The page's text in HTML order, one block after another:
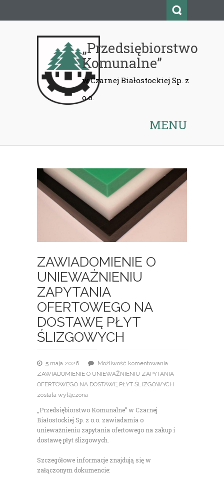
„Przedsiębiorstwo
Komunalne”
MENU
ZAWIADOMIENIE O
UNIEWAŻNIENIU
ZAPYTANIA
OFERTOWEGO NA
DOSTAWĘ PŁYT
ŚLIZGOWYCH
5 maja 2026
Możliwość komentowania
ZAWIADOMIENIE O UNIEWAŻNIENIU ZAPYTANIA
OFERTOWEGO NA DOSTAWĘ PŁYT ŚLIZGOWYCH
została wyłączona
„Przedsiębiorstwo Komunalne” w Czarnej
Białostockiej Sp. z o.o. zawiadamia o
unieważnieniu zapytania ofertowego na zakup i
dostawę płyt ślizgowych.
Szczegółowe informacje znajdują się w
załączonym dokumencie: